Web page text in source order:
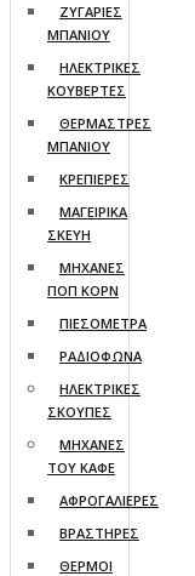
ΖΥΓΑΡΙΕΣ
ΜΠΑΝΙΟΥ
ΗΛΕΚΤΡΙΚΕΣ
ΚΟΥΒΕΡΤΕΣ
ΘΕΡΜΑΣΤΡΕΣ
ΜΠΑΝΙΟΥ
ΚΡΕΠΙΕΡΕΣ
ΜΑΓΕΙΡΙΚΑ
ΣΚΕΥΗ
ΜΗΧΑΝΕΣ
ΠΟΠ ΚΟΡΝ
ΠΙΕΣΟΜΕΤΡΑ
ΡΑΔΙΟΦΩΝΑ
ΗΛΕΚΤΡΙΚΕΣ
ΣΚΟΥΠΕΣ
ΜΗΧΑΝΕΣ
ΤΟΥ ΚΑΦΕ
ΑΦΡΟΓΑΛΙΕΡΕΣ
ΒΡΑΣΤΗΡΕΣ
ΘΕΡΜΟΙ